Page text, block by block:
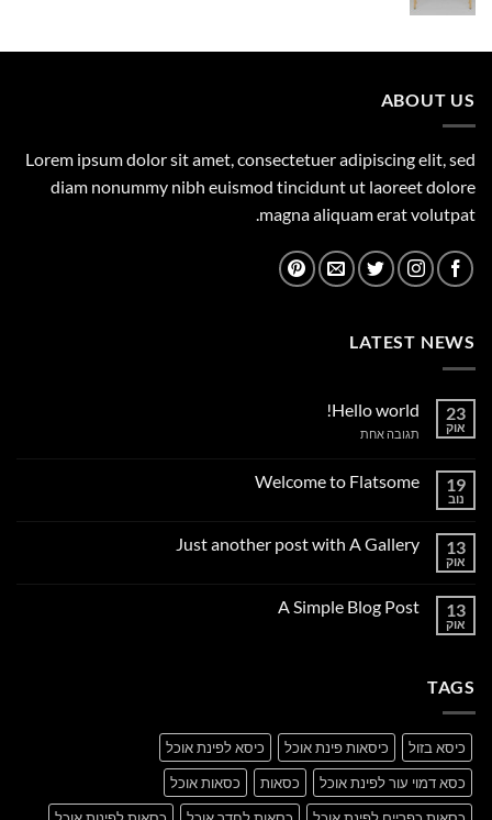
1,500.00 ₪.
1,149.00 ₪.
ABOUT US
Lorem ipsum dolor sit amet, consectetuer adipiscing elit, sed
diam nonummy nibh euismod tincidunt ut laoreet dolore
magna aliquam erat volutpat.
LATEST NEWS
23
אוק
Hello world!
תגובה אחתעל
19
נוב
Welcome to Flatsome
Welcome
13
אוק
Just another post with A Gallery
Just
13
אוק
A Simple Blog Post
TAGS
כיסא בזול כיסאות פינת אוכל
כיסא לפינת אוכל
כסא דמוי עור לפינת אוכל
כסאות
כסאות אוכל